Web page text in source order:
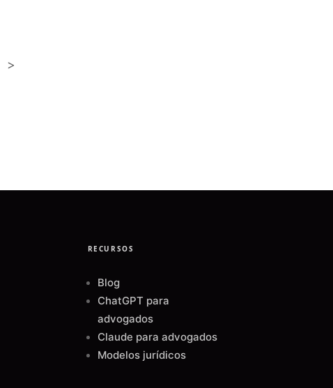
>
RECURSOS
Blog
ChatGPT para
advogados
Claude para advogados
Modelos jurídicos